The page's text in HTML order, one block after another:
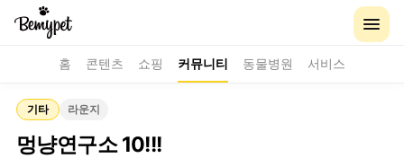
홈 콘텐츠 쇼핑 커뮤니티 동물병원 서비스
기타 라운지
멍냥연구소 10!!!